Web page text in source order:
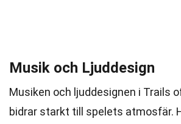
Musik och Ljuddesign
Musiken och ljuddesignen i Trails
bidrar starkt till spelets atmosfär.